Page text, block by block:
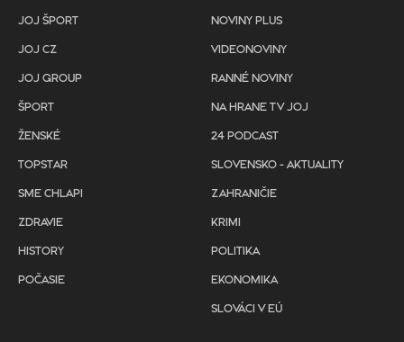
JOJ ŠPORT
JOJ CZ
JOJ GROUP
ŠPORT
ŽENSKÉ
TOPSTAR
SME CHLAPI
ZDRAVIE
HISTORY
POČASIE
NOVINY PLUS
VIDEONOVINY
RANNÉ NOVINY
NA HRANE TV JOJ
24 PODCAST
SLOVENSKO - AKTUALITY
ZAHRANIČIE
KRIMI
POLITIKA
EKONOMIKA
SLOVÁCI V EÚ